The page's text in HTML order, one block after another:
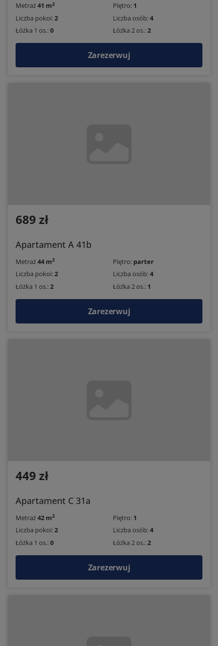
Metraż41 m2 Piętro: 1
Liczba pokoi:2 Liczba osób:4
Łóżka 1 os.:0 Łóżka 2 os.:2
Zarezerwuj
689 zł
Apartament A 41b
Metraż44 m2 Piętro: parter
Liczba pokoi:2 Liczba osób:4
Łóżka 1 os.:2 Łóżka 2 os.: 1
Zarezerwuj
449 zł
Apartament C 31a
Metraż42 m2 Piętro: 1
Liczba pokoi:2 Liczba osób:4
Łóżka 1 os.:0 Łóżka 2 os.:2
Zarezerwuj